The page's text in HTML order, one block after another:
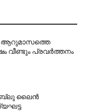
ആറുമാസത്തെ
വീണ്ടും പ്രവര്‍ത്തനം
ബ്ലു ലൈന്‍